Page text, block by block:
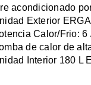
acondicionado
Exterior
Calor/Frio: 6
de calor de
Interior 180 L